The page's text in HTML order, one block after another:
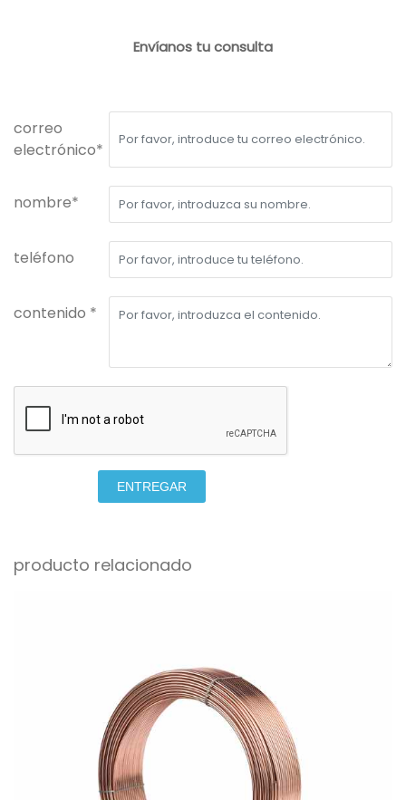
Envíanos tu consulta
correo
electrónico*
nombre*
teléfono
contenido *
ENTREGAR
producto relacionado